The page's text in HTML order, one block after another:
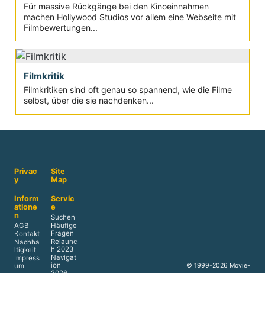
Für massive Rückgänge bei den Kinoeinnahmen
machen Hollywood Studios vor allem eine Webseite mit
Filmbewertungen...
Filmkritik
Filmkritiken sind oft genau so spannend, wie die Filme
selbst, über die sie nachdenken...
Privac
y
Site
Map
Inform
atione
n
AGB
Kontakt
Nachha
ltigkeit
Impress
um
Servic
e
Suchen
Häufige
Fragen
Relaunc
h 2023
Navigat
ion
2026
© 1999-2026 Movie-